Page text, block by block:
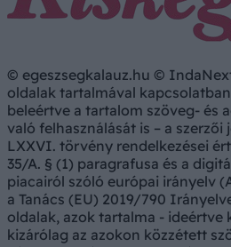
© egeszsegkalauz.hu ©
oldalak tartalmával
beleértve a tartalom szöveg- és
való felhasználását is – a szerzői
LXXVI. törvény rendelkezései
35/A. § (1) paragrafusa és a
piacairól szóló európai irányelv
a Tanács (EU) 2019/790
oldalak, azok tartalma - ideértve
kizárólag az azokon közzétett